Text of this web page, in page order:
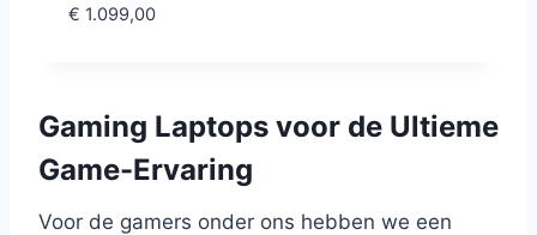
€ 1.099,00
Gaming Laptops voor de Ultieme
Game-Ervaring
Voor de gamers onder ons hebben we een